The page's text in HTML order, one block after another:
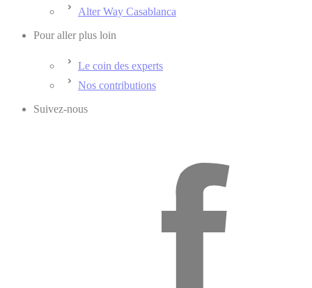
Alter Way Casablanca
Pour aller plus loin
Le coin des experts
Nos contributions
Suivez-nous